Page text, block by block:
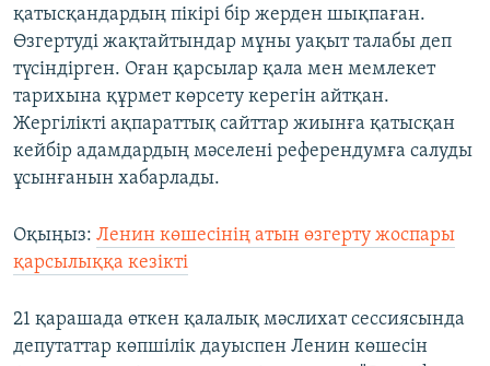
қатысқандардың пікірі бір жерден шықпаған.
Өзгертуді жақтайтындар мұны уақыт талабы деп
түсіндірген. Оған қарсылар қала мен мемлекет
тарихына құрмет көрсету керегін айтқан.
Жергілікті ақпараттық сайттар жиынға қатысқан
кейбір адамдардың мәселені референдумға салуды
ұсынғанын хабарлады.
Оқыңыз: Ленин көшесінің атын өзгерту жоспары
қарсылыққа кезікті
21 қарашада өткен қалалық мәслихат сессиясында
депутаттар көпшілік дауыспен Ленин көшесін